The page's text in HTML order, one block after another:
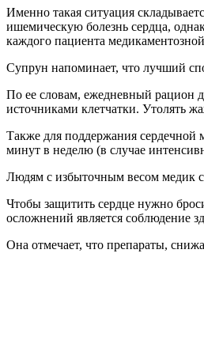
Именно такая ситуация
ишемическую болезнь сердца,
каждого пациента
Супрун напоминает, что лучший
По ее словам, ежедневный рацион
источниками клетчатки. Утолять
Также для поддержания сердечной
минут в неделю (в случае
Людям с избыточным весом медик
Чтобы защитить сердце нужно
осложнений является соблюдение
Она отмечает, что препараты,